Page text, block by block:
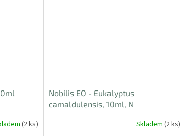
(2 ks)
Nobilis EO - Eukalyptus
camaldulensis, 10ml, N
Skladem (2 ks)